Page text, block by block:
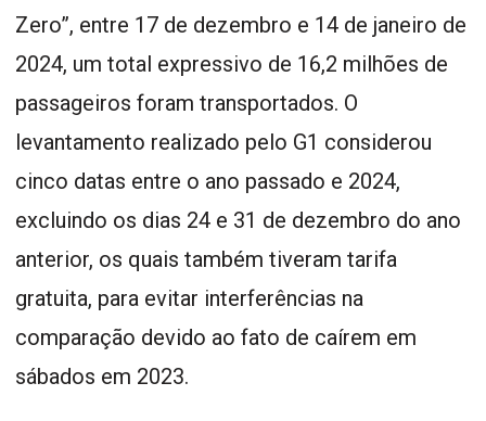
Zero”, entre 17 de dezembro e 14 de janeiro de
2024, um total expressivo de 16,2 milhões de
passageiros foram transportados. O
levantamento realizado pelo G1 considerou
cinco datas entre o ano passado e 2024,
excluindo os dias 24 e 31 de dezembro do ano
anterior, os quais também tiveram tarifa
gratuita, para evitar interferências na
comparação devido ao fato de caírem em
sábados em 2023.